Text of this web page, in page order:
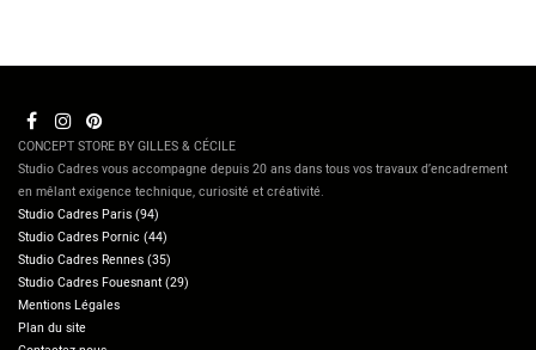
CONCEPT STORE BY GILLES & CÉCILE
Studio Cadres vous accompagne depuis 20 ans dans tous vos travaux d’encadrement
en mêlant exigence technique, curiosité et créativité.
Studio Cadres Paris (94)
Studio Cadres Pornic (44)
Studio Cadres Rennes (35)
Studio Cadres Fouesnant (29)
Mentions Légales
Plan du site